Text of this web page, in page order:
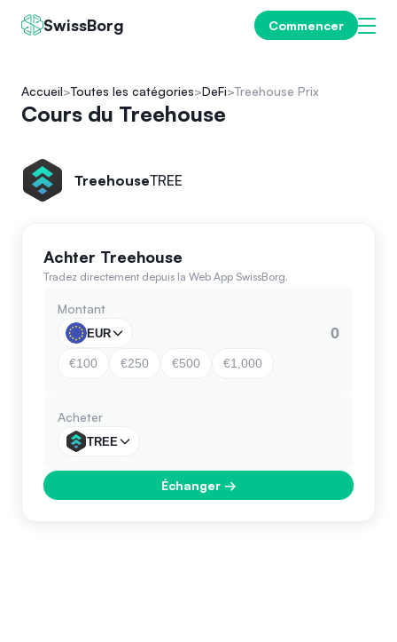
SwissBorg Commencer
Accueil Toutes les catégories DeFi Treehouse Prix
Cours du Treehouse
TreehouseTREE
Achter Treehouse
Tradez directement depuis la Web App SwissBorg.
Montant
EUR
€100 €250 €500 €1,000
Acheter
TREE
Échanger→